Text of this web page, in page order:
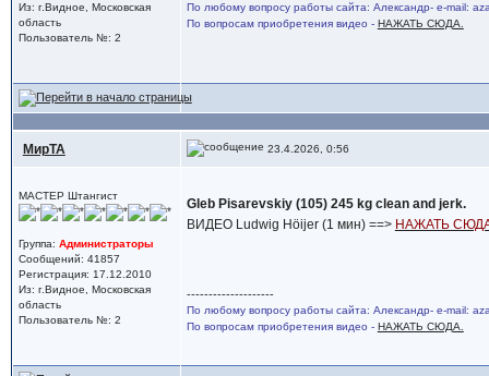
Из: г.Видное, Московская
область
Пользователь №: 2
По любому вопросу работы сайта: Александр- e-mail:
По вопросам приобретения видео - НАЖАТЬ СЮДА.
МирТА 23.4.2026, 0:56
МАСТЕР Штангист
Группа: Администраторы
Сообщений: 41857
Регистрация: 17.12.2010
Из: г.Видное, Московская
область
Пользователь №: 2
Gleb Pisarevskiy (105) 245 kg clean and jerk.
ВИДЕО Ludwig Höijer (1 мин) ==> НАЖАТЬ
--------------------
По любому вопросу работы сайта: Александр- e-mail:
По вопросам приобретения видео - НАЖАТЬ СЮДА.